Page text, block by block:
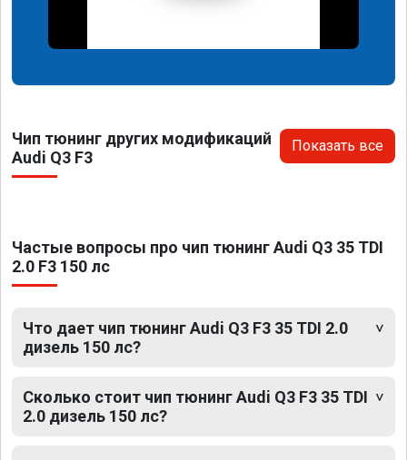
Чип тюнинг других модификаций
Audi Q3 F3
Показать все
Частые вопросы про чип тюнинг Audi Q3 35 TDI
2.0 F3 150 лс
Что дает чип тюнинг Audi Q3 F3 35 TDI 2.0
дизель 150 лс?
Сколько стоит чип тюнинг Audi Q3 F3 35 TDI
2.0 дизель 150 лс?